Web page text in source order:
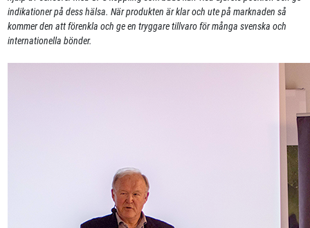
indikationer på dess hälsa. När produkten är klar och ute på marknaden så
kommer den att förenkla och ge en tryggare tillvaro för många svenska och
internationella bönder.